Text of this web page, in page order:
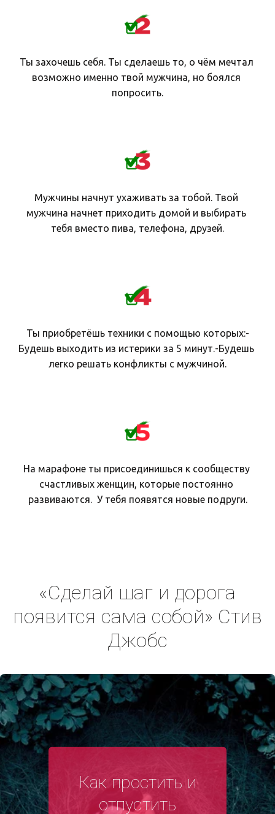
Ты захочешь себя. Ты сделаешь то, о чём мечтал
возможно именно твой мужчина, но боялся
попросить.
Мужчины начнут ухаживать за тобой. Твой
мужчина начнет приходить домой и выбирать
тебя вместо пива, телефона, друзей.
Ты приобретёшь техники с помощью которых:-
Будешь выходить из истерики за 5 минут.-Будешь
легко решать конфликты с мужчиной.
На марафоне ты присоединишься к сообществу
счастливых женщин, которые постоянно
развиваются.  У тебя появятся новые подруги.
«Сделай шаг и дорога
появится сама собой» Стив
Джобс
Как простить и
отпустить